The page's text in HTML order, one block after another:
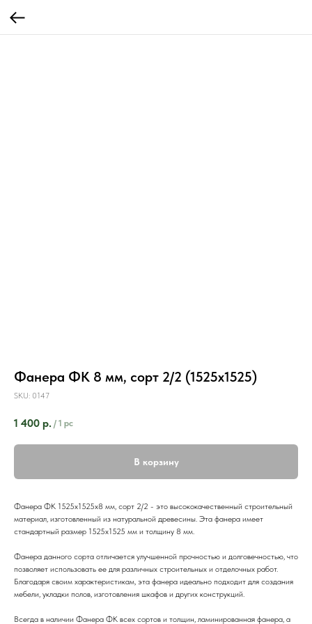
Фанера ФК 8 мм, сорт 2/2 (1525х1525)
SKU: 0147
1 400 р. / 1 pc
В корзину
Фанера ФК 1525х1525х8 мм, сорт 2/2 - это высококачественный строительный
материал, изготовленный из натуральной древесины. Эта фанера имеет
стандартный размер 1525х1525 мм и толщину 8 мм.
Фанера данного сорта отличается улучшенной прочностью и долговечностью, что
позволяет использовать ее для различных строительных и отделочных работ.
Благодаря своим характеристикам, эта фанера идеально подходит для создания
мебели, укладки полов, изготовления шкафов и других конструкций.
Всегда в наличии Фанера ФК всех сортов и толщин, ламинированная фанера, а